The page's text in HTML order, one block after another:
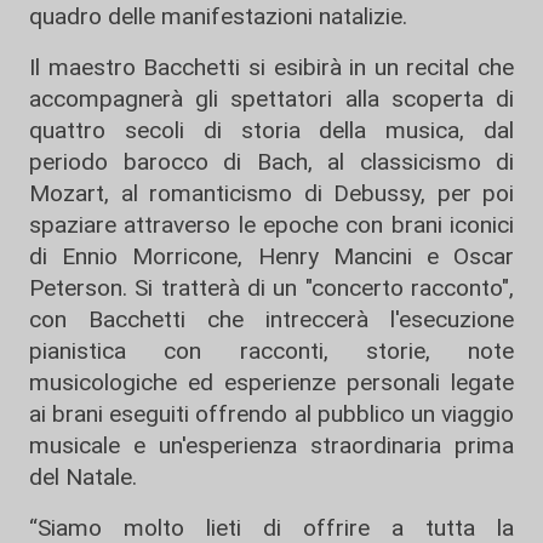
quadro delle manifestazioni natalizie.
Il maestro Bacchetti si esibirà in un recital che
accompagnerà gli spettatori alla scoperta di
quattro secoli di storia della musica, dal
periodo barocco di Bach, al classicismo di
Mozart, al romanticismo di Debussy, per poi
spaziare attraverso le epoche con brani iconici
di Ennio Morricone, Henry Mancini e Oscar
Peterson. Si tratterà di un "concerto racconto",
con Bacchetti che intreccerà l'esecuzione
pianistica con racconti, storie, note
musicologiche ed esperienze personali legate
ai brani eseguiti offrendo al pubblico un viaggio
musicale e un'esperienza straordinaria prima
del Natale.
“Siamo molto lieti di offrire a tutta la